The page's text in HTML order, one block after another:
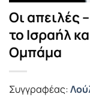
Οι απειλές
το Ισραήλ
Ομπάμα
Συγγραφέας: